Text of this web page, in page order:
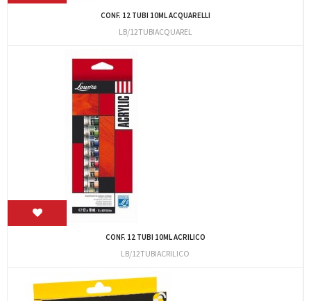
CONF. 12 TUBI 10ML ACQUARELLI
LB/12TUBIACQUAREL
CONF. 12 TUBI 10ML ACRILICO
LB/12TUBIACRILICO